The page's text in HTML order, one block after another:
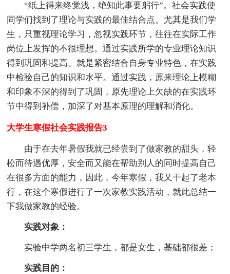
“纸上得来终觉浅，绝知此事要躬行”。社会实践使
同学们找到了理论与实践的最佳结合点。尤其是我们学
生，只重视理论学习，忽视实践环节，往往在实际工作
岗位上发挥的不很理想。通过实践所学的专业理论知识
得到巩固和提高。就是紧密结合自身专业特色，在实践
中检验自己的知识和水平。通过实践，原来理论上模糊
和印象不深的得到了巩固，原先理论上欠缺的在实践环
节中得到补偿，加深了对基本原理的理解和消化。
大学生寒假社会实践报告3
由于在去年暑假我就已经尝到了做家教的甜头，轻
松而待遇优厚，安全而又能在帮助别人的同时提高自己
在很多方面的能力，因此，今年寒假，我又干起了老本
行，在这个寒假进行了一次家教实践活动，就此总结一
下我做家教的经验。
实践对象：
实验中学两名初三学生，都是女生，基础都很差；
实践目的：